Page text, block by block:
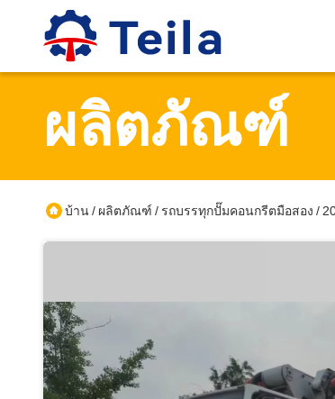
ผลิตภัณฑ์
บ้าน/ ผลิตภัณฑ์ / รถบรรทุกปั๊มคอนกรีตมือสอง /